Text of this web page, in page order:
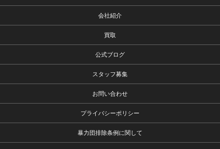
会社紹介
買取
公式ブログ
スタッフ募集
お問い合わせ
プライバシーポリシー
暴力団排除条例に関して